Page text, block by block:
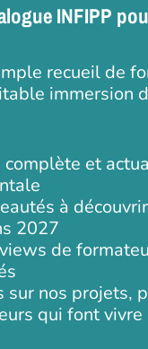
INFIPP
recueil de
immersion
et
à
2027
de
sur nos projets,
qui font vivre